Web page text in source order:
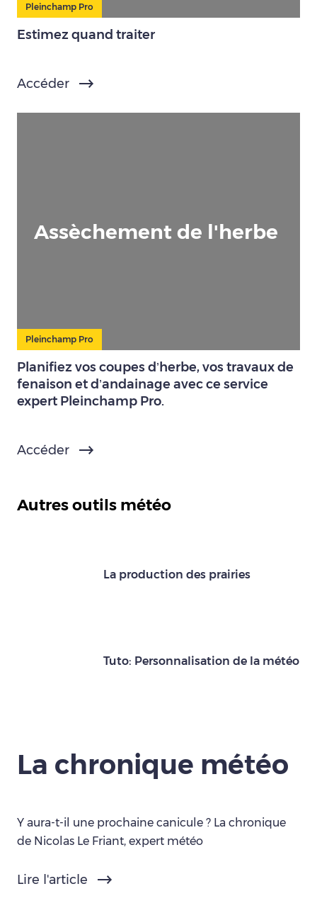
Pleinchamp Pro
Estimez quand traiter
Accéder
Assèchement de l'herbe
Pleinchamp Pro
Planifiez vos coupes d’herbe, vos travaux de
fenaison et d’andainage avec ce service
expert Pleinchamp Pro.
Accéder
Autres outils météo
La production des prairies
Tuto: Personnalisation de la météo
La chronique météo
Y aura-t-il une prochaine canicule ? La chronique
de Nicolas Le Friant, expert météo
Lire l'article